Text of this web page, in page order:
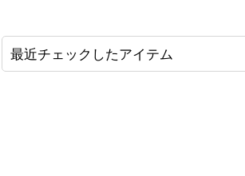
最近チェックしたアイテム